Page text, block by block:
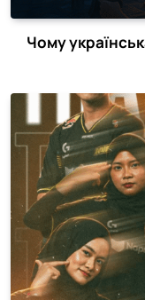
Чому